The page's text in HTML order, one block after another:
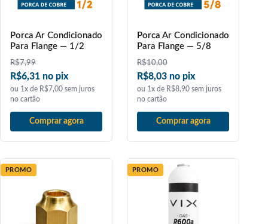
Porca Ar Condicionado
Para Flange — 1/2
R$7,99
R$6,31 no pix
ou 1x de R$7,00 sem juros
no cartão
Comprar agora
Porca Ar Condicionado
Para Flange — 5/8
R$10,00
R$8,03 no pix
ou 1x de R$8,90 sem juros
no cartão
Comprar agora
PROMO PROMO